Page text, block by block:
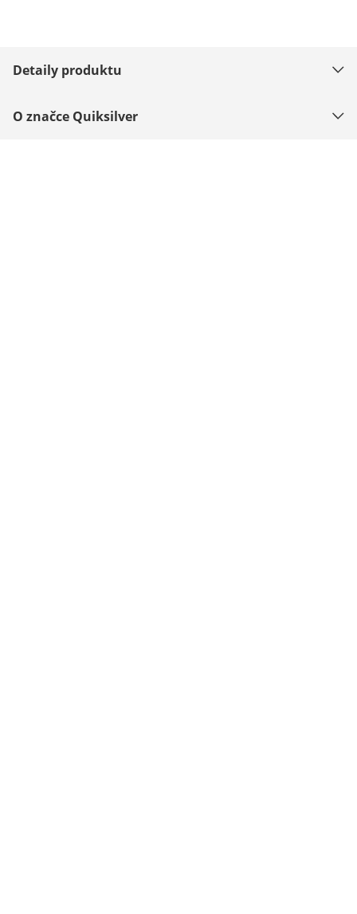
Detaily produktu
O značce Quiksilver